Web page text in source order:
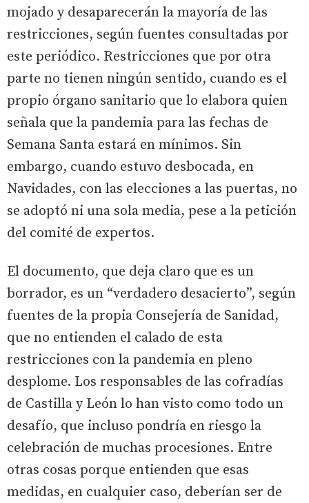
mojado y desaparecerán la mayoría de las
restricciones, según fuentes consultadas por
este periódico. Restricciones que por otra
parte no tienen ningún sentido, cuando es el
propio órgano sanitario que lo elabora quien
señala que la pandemia para las fechas de
Semana Santa estará en mínimos. Sin
embargo, cuando estuvo desbocada, en
Navidades, con las elecciones a las puertas, no
se adoptó ni una sola media, pese a la petición
del comité de expertos.
El documento, que deja claro que es un
borrador, es un “verdadero desacierto”, según
fuentes de la propia Consejería de Sanidad,
que no entienden el calado de esta
restricciones con la pandemia en pleno
desplome. Los responsables de las cofradías
de Castilla y León lo han visto como todo un
desafío, que incluso pondría en riesgo la
celebración de muchas procesiones. Entre
otras cosas porque entienden que esas
medidas, en cualquier caso, deberían ser de